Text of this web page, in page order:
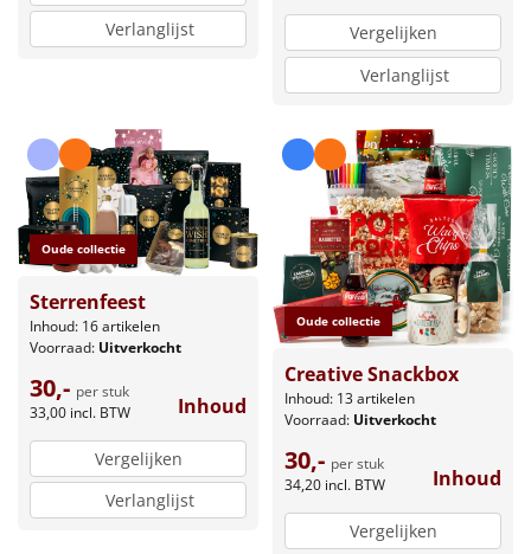
Verlanglijst
Vergelijken
Verlanglijst
Oude collectie
Sterrenfeest
Inhoud: 16 artikelen
Voorraad: Uitverkocht
30,- per stuk
33,00 incl. BTW Inhoud
Vergelijken
Verlanglijst
Oude collectie
Creative Snackbox
Inhoud: 13 artikelen
Voorraad: Uitverkocht
30,- per stuk
34,20 incl. BTW Inhoud
Vergelijken